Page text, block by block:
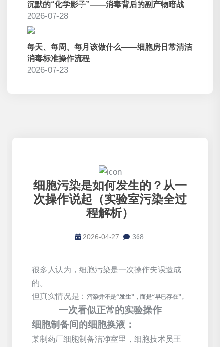
沉默的“化学影子”——消毒背后的副产物暗战
2026-07-28
每天、每周、每月该做什么——细胞房日常清洁
消毒标准操作流程
2026-07-23
细胞污染是如何发生的？从一
次操作说起（实验室污染全过
程解析）
2026-04-27 368
很多人认为，细胞污染是一次操作失误造成
的。
但真实情况是： 污染并不是“发生”，而是“早已存在”。
一次看似正常的实验操作
细胞制备间的细胞换液：
某制药厂细胞制备洁净室里， 细胞技术员王